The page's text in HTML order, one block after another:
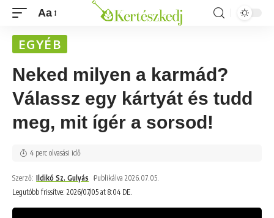
Aa
EGYÉB
Neked milyen a karmád?
Válassz egy kártyát és tudd
meg, mit ígér a sorsod!
Legutóbb frissítve: 2026/07/05 at 8:04 DE.
Szerző: Ildikó Sz. Gulyás Publikálva 2026.07.05.
4 perc olvasási idő